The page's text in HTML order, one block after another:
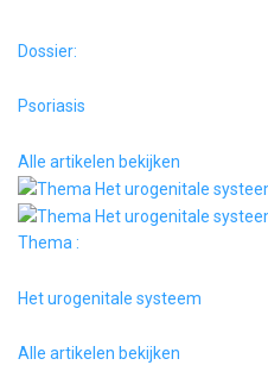
Dossier:
Psoriasis
Alle artikelen bekijken
Thema :
Het urogenitale systeem
Alle artikelen bekijken